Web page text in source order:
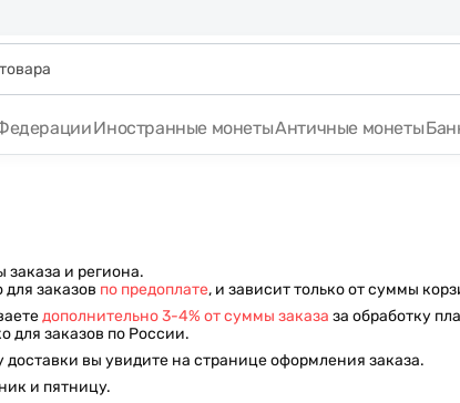
Иностранные монетыАнтичные монеты
заказа и региона.
для заказов по предоплате, и зависит только от суммы
дополнительно 3-4% от суммы заказа за обработку
для заказов по России.
вы увидите на странице оформления заказа.
и пятницу.